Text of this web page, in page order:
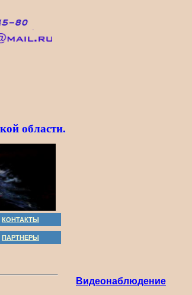
области.
КОНТАКТЫ
ПАРТНЕРЫ
Видеонаблюдение